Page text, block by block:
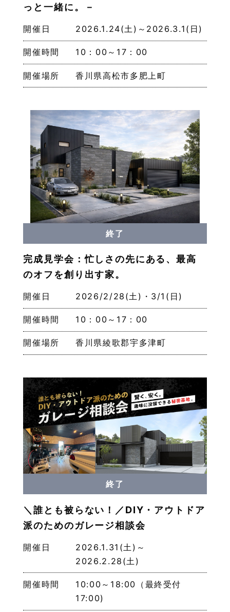
っと一緒に。－
開催日 2026.1.24(土)～2026.3.1(日)
開催時間 10：00～17：00
開催場所 香川県高松市多肥上町
終了
完成見学会：忙しさの先にある、最高
のオフを創り出す家。
開催日 2026/2/28(土)・3/1(日)
開催時間 10：00～17：00
開催場所 香川県綾歌郡宇多津町
終了
＼誰とも被らない！／DIY・アウトドア
派のためのガレージ相談会
開催日
2026.1.31(土)～
2026.2.28(土)
開催時間
10:00～18:00（最終受付
17:00)